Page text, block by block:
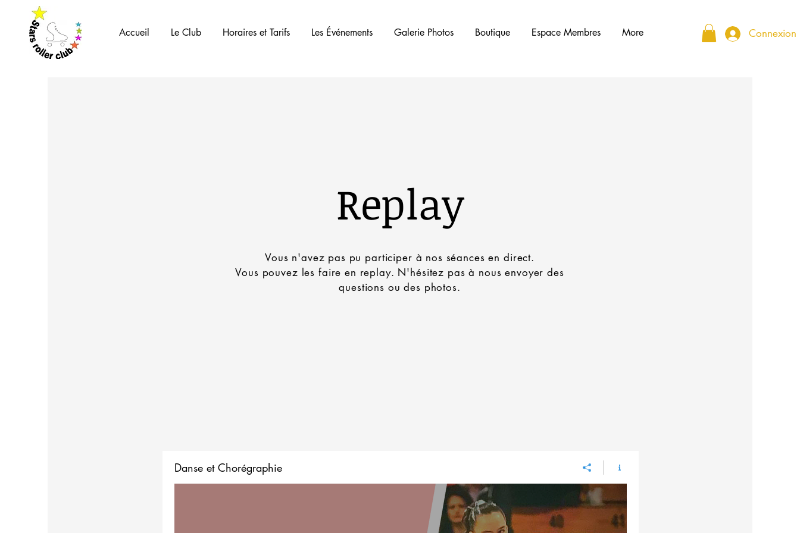
Accueil Le Club Horaires et Tarifs Les Événements Galerie Photos Boutique Espace Membres More Connexion
Replay
Vous n'avez pas pu participer à nos séances en direct.
Vous pouvez les faire en replay. N'hésitez pas à nous envoyer des
questions ou des photos.
Danse et Chorégraphie